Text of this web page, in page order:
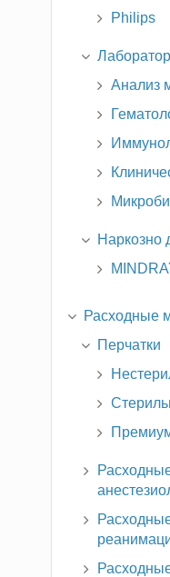
Philips
Анализ
Наркозно
Расходные
Перчатки